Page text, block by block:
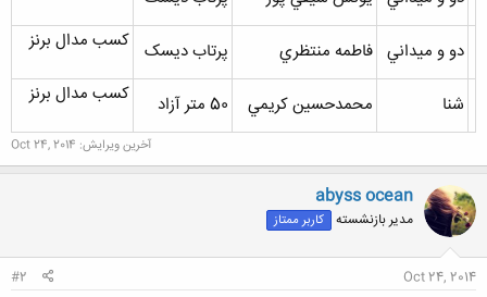
دو و ميداني فاطمه منتظري پرتاب ديسک کسب مدال برنز
شنا محمدحسين کريمي 50 متر آزاد کسب مدال برنز
آخرین ویرایش: Oct 24, 2014
abyss ocean
مدیر بازنشسته کاربر ممتاز
Oct 24, 2014
#2